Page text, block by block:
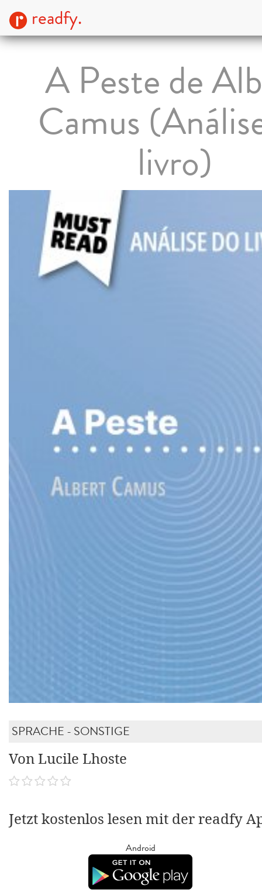
readfy.
A Peste de
Camus
livro)
SPRACHE - SONSTIGE
Von Lucile Lhoste
Jetzt kostenlos lesen mit der readfy
Android